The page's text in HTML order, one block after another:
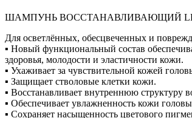
ШАМПУНЬ ВОССТАНАВЛИВАЮЩИЙ
Для осветлённых, обесцвеченных и
▪ Новый функциональный состав
здоровья, молодости и эластичности кожи.
▪ Ухаживает за чувствительной кожей
▪ Защищает стволовые клетки кожи.
▪ Восстанавливает внутреннюю структуру
▪ Обеспечивает увлажненность кожи
▪ Сохраняет насыщенность цветового